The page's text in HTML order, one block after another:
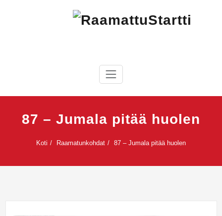
RaamattuStartti
87 – Jumala pitää huolen
Koti Raamatunkohdat 87 – Jumala pitää huolen